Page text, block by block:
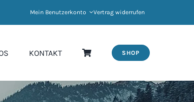
Mein Benutzerkonto Vertrag widerrufen
KONTAKT SHOP